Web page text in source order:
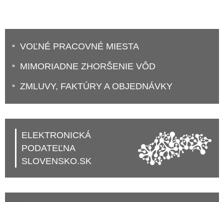
VOĽNÉ PRACOVNÉ MIESTA
MIMORIADNE ZHORŠENIE VÔD
ZMLUVY, FAKTÚRY A OBJEDNÁVKY
ELEKTRONICKÁ
PODATEĽNA
SLOVENSKO.SK